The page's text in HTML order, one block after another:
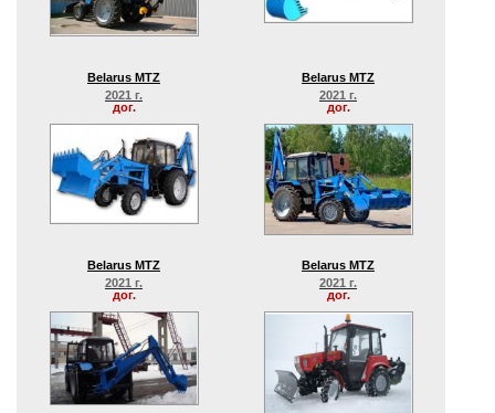
Belarus MTZ
2021 г.
дог.
Belarus MTZ
2021 г.
дог.
Belarus MTZ
2021 г.
дог.
Belarus MTZ
2021 г.
дог.